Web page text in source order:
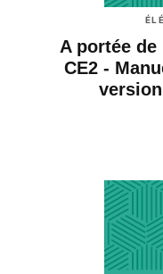
A portée de
CE2 -